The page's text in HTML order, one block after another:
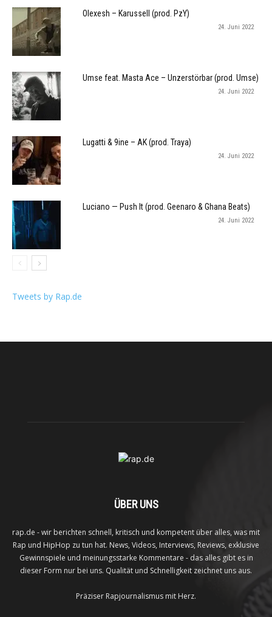
Olexesh – Karussell (prod. PzY)
24. Juni 2022
Umse feat. Masta Ace – Unzerstörbar (prod. Umse)
24. Juni 2022
Lugatti & 9ine – AK (prod. Traya)
24. Juni 2022
Luciano — Push It (prod. Geenaro & Ghana Beats)
24. Juni 2022
Tweets by Rap.de
ÜBER UNS
rap.de - wir berichten schnell, kritisch und kompetent über alles, was mit
Rap und HipHop zu tun hat. News, Videos, Interviews, Reviews, exklusive
Gewinnspiele und meinungsstarke Kommentare - das alles gibt es in
dieser Form nur bei uns. Qualität und Schnelligkeit zeichnet uns aus.
Präziser Rapjournalismus mit Herz.